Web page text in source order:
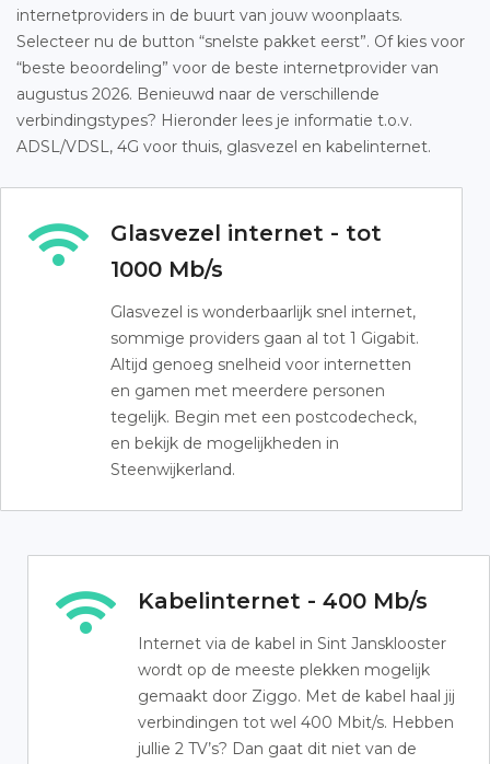
internetproviders in de buurt van jouw woonplaats.
Selecteer nu de button “snelste pakket eerst”. Of kies voor
“beste beoordeling” voor de beste internetprovider van
augustus 2026. Benieuwd naar de verschillende
verbindingstypes? Hieronder lees je informatie t.o.v.
ADSL/VDSL, 4G voor thuis, glasvezel en kabelinternet.
Glasvezel internet - tot
1000 Mb/s
Glasvezel is wonderbaarlijk snel internet,
sommige providers gaan al tot 1 Gigabit.
Altijd genoeg snelheid voor internetten
en gamen met meerdere personen
tegelijk. Begin met een postcodecheck,
en bekijk de mogelijkheden in
Steenwijkerland.
Kabelinternet - 400 Mb/s
Internet via de kabel in Sint Jansklooster
wordt op de meeste plekken mogelijk
gemaakt door Ziggo. Met de kabel haal jij
verbindingen tot wel 400 Mbit/s. Hebben
jullie 2 TV’s? Dan gaat dit niet van de